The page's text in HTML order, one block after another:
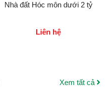
Nhà đất Hóc môn dưới 2 tỷ
Liên hệ
Xem tất cả